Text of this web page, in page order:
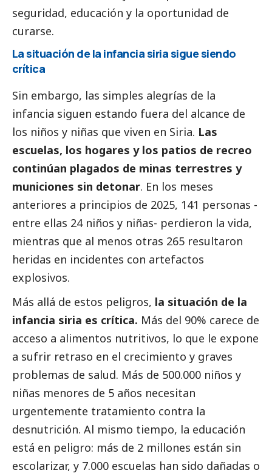
seguridad, educación y la oportunidad de
curarse.
La situación de la infancia siria sigue siendo
crítica
Sin embargo, las simples alegrías de la
infancia siguen estando fuera del alcance de
los niños y niñas que viven en Siria. Las
escuelas, los hogares y los patios de recreo
continúan plagados de minas terrestres y
municiones sin detonar. En los meses
anteriores a principios de 2025, 141 personas -
entre ellas 24 niños y niñas- perdieron la vida,
mientras que al menos otras 265 resultaron
heridas en incidentes con artefactos
explosivos.
Más allá de estos peligros, la situación de la
infancia siria es crítica. Más del 90% carece de
acceso a alimentos nutritivos, lo que le expone
a sufrir retraso en el crecimiento y graves
problemas de salud. Más de 500.000 niños y
niñas menores de 5 años necesitan
urgentemente tratamiento contra la
desnutrición. Al mismo tiempo, la educación
está en peligro: más de 2 millones están sin
escolarizar, y 7.000 escuelas han sido dañadas o